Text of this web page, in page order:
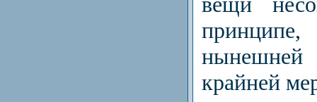
крайней